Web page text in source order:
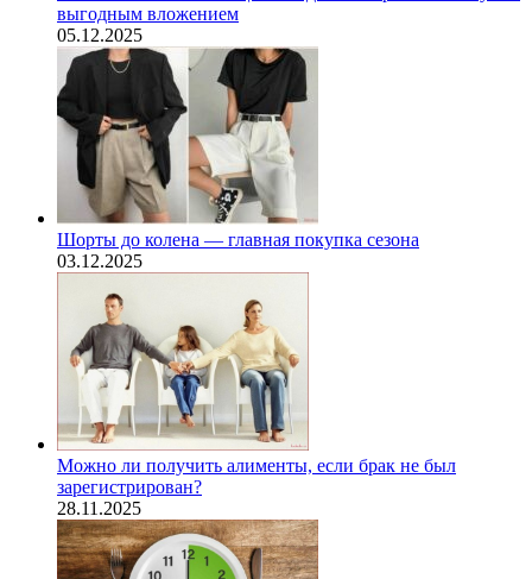
выгодным вложением
05.12.2025
Шорты до колена — главная покупка сезона
03.12.2025
Можно ли получить алименты, если брак не был
зарегистрирован?
28.11.2025